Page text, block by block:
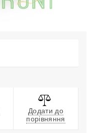
Додати до
порівняння